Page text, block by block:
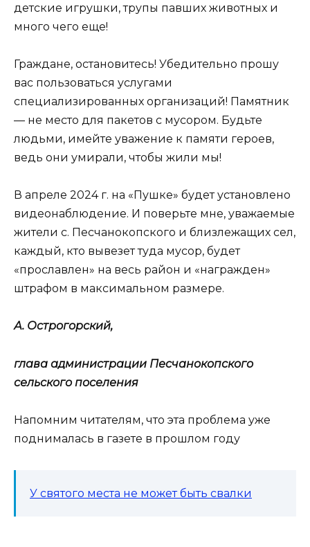
детские игрушки, трупы павших животных и
много чего еще!
Граждане, остановитесь! Убедительно прошу
вас пользоваться услугами
специализированных организаций! Памятник
— не место для пакетов с мусором. Будьте
людьми, имейте уважение к памяти героев,
ведь они умирали, чтобы жили мы!
В апреле 2024 г. на «Пушке» будет установлено
видеонаблюдение. И поверьте мне, уважаемые
жители с. Песчанокопского и близлежащих сел,
каждый, кто вывезет туда мусор, будет
«прославлен» на весь район и «награжден»
штрафом в максимальном размере.
А. Острогорский,
глава администрации Песчанокопского
сельскогопоселения
Напомним читателям, что эта проблема уже
поднималась в газете в прошлом году
У святого места не может быть свалки